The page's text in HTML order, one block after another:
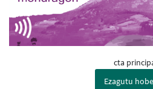
cta
Ezagutu